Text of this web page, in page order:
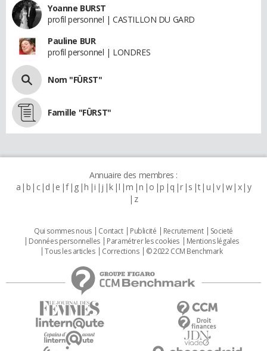
Yoanne BURST
profil personnel | CASTILLON DU GARD
Pauline BUR
profil personnel | LONDRES
Nom "FÜRST"
Famille "FÜRST"
Annuaire des membres :
a b c d e f g h i j k l m n o p q r s t u v w x y
z
Qui sommes nous Contact Publicité Recrutement
Societé
Données personnelles
Paramétrer les cookies
Mentions légales
Tous les articles
Corrections © 2022 CCM Benchmark